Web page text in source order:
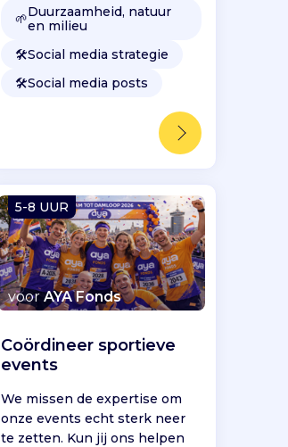
🌱Duurzaamheid, natuur
en milieu
🛠️Social media strategie
🛠️Social media posts
5-8 UUR
voorAYA Fonds
Coördineer sportieve
events
We missen de expertise om
onze events echt sterk neer
te zetten. Kun jij ons helpen